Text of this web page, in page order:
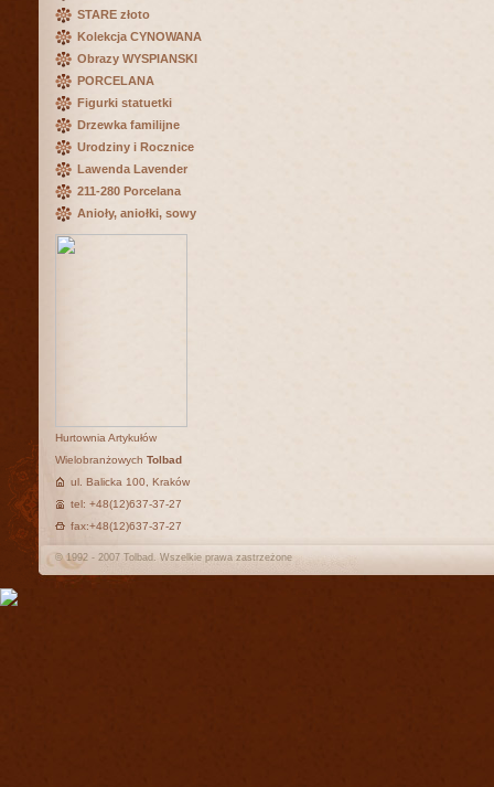
STARE złoto
Kolekcja CYNOWANA
Obrazy WYSPIANSKI
PORCELANA
Figurki statuetki
Drzewka familijne
Urodziny i Rocznice
Lawenda Lavender
211-280 Porcelana
Anioły, aniołki, sowy
Hurtownia Artykułów
Wielobranżowych Tolbad
ul. Balicka 100, Kraków
tel: +48(12)637-37-27
fax:+48(12)637-37-27
© 1992 - 2007 Tolbad. Wszelkie prawa zastrzeżone